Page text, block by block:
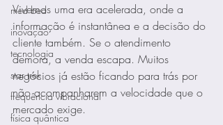
med bed
inovação
tecnologia
star trek
frequência vibracional
física quântica
Vivemos uma era acelerada, onde a
informação é instantânea e a decisão do
cliente também. Se o atendimento
demora, a venda escapa. Muitos
negócios já estão ficando para trás por
não acompanharem a velocidade que o
mercado exige.